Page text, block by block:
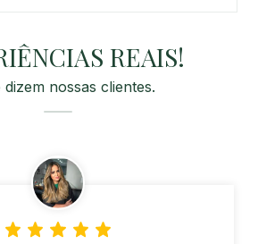
REAIS!
dizem nossas clientes.